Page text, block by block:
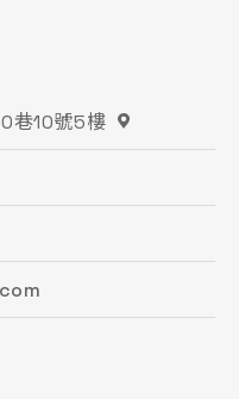
巷10號5樓
樓號15F之2
33號